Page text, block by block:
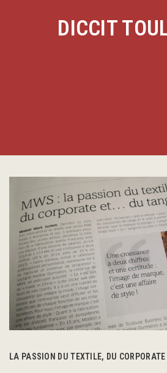
DICCIT
LA PASSION DU TEXTILE, DU